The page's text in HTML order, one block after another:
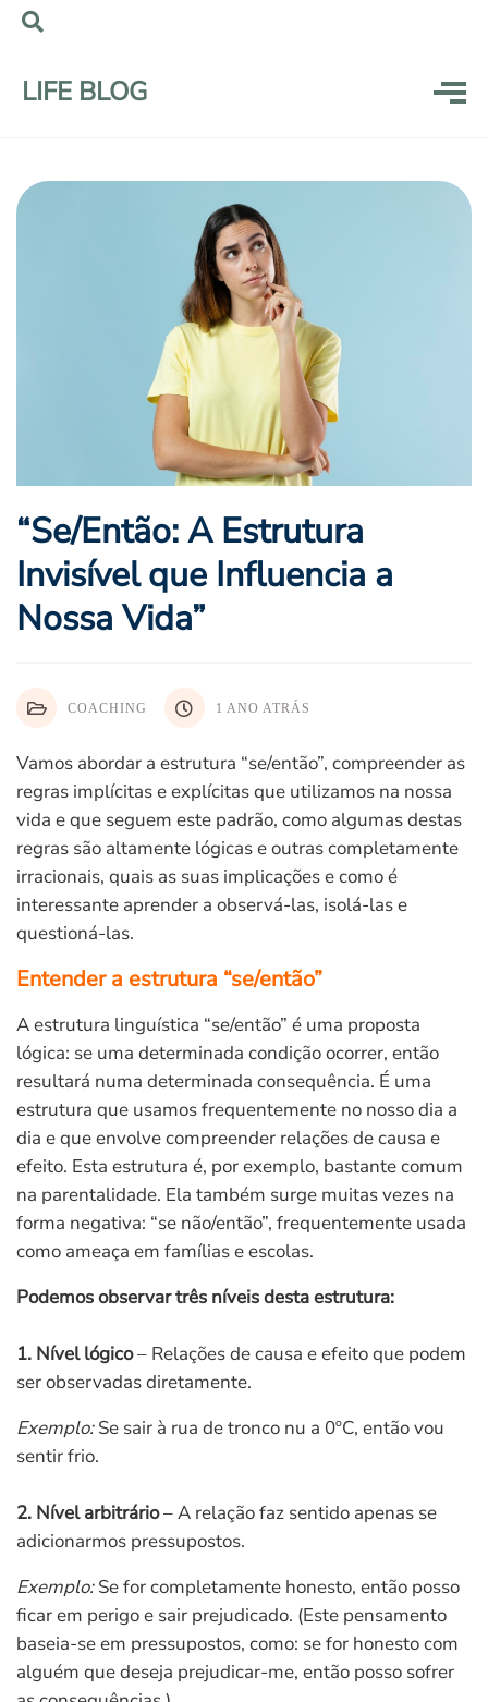
LIFE BLOG
“Se/Então: A Estrutura
Invisível que Influencia a
Nossa Vida”
COACHING 1 ANO ATRÁS
Vamos abordar a estrutura “se/então”, compreender as
regras implícitas e explícitas que utilizamos na nossa
vida e que seguem este padrão, como algumas destas
regras são altamente lógicas e outras completamente
irracionais, quais as suas implicações e como é
interessante aprender a observá-las, isolá-las e
questioná-las.
Entender a estrutura “se/então”
A estrutura linguística “se/então” é uma proposta
lógica: se uma determinada condição ocorrer, então
resultará numa determinada consequência. É uma
estrutura que usamos frequentemente no nosso dia a
dia e que envolve compreender relações de causa e
efeito. Esta estrutura é, por exemplo, bastante comum
na parentalidade. Ela também surge muitas vezes na
forma negativa: “se não/então”, frequentemente usada
como ameaça em famílias e escolas.
Podemos observar três níveis desta estrutura:
1. Nível lógico– Relações de causa e efeito que podem
ser observadas diretamente.
Exemplo:Se sair à rua de tronco nu a 0ºC, então vou
sentir frio.
2. Nível arbitrário– A relação faz sentido apenas se
adicionarmos pressupostos.
Exemplo:Se for completamente honesto, então posso
ficar em perigo e sair prejudicado. (Este pensamento
baseia-se em pressupostos, como: se for honesto com
alguém que deseja prejudicar-me, então posso sofrer